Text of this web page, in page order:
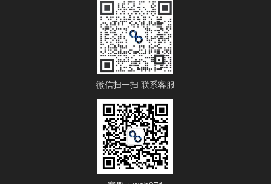
微信扫一扫 联系客服